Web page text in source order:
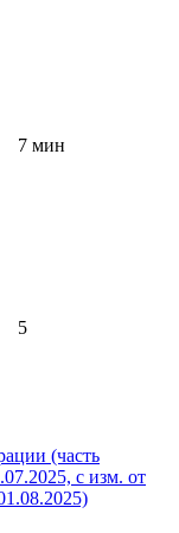
7 мин
5
(часть
с изм. от